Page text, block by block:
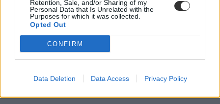
Retention, Sale, and/or Sharing of my
Personal Data that Is Unrelated with the
Purposes for which it was collected.
Opted Out
CONFIRM
Data Deletion Data Access Privacy Policy